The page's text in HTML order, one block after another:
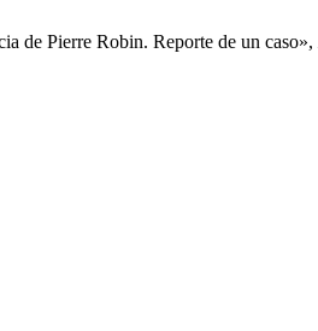
de Pierre Robin. Reporte de un caso»,